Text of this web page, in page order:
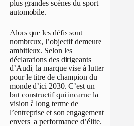
plus grandes scènes du sport
automobile.
Alors que les défis sont
nombreux, l’objectif demeure
ambitieux. Selon les
déclarations des dirigeants
d’Audi, la marque vise à lutter
pour le titre de champion du
monde d’ici 2030. C’est un
but constructif qui incarne la
vision à long terme de
l’entreprise et son engagement
envers la performance d’élite.